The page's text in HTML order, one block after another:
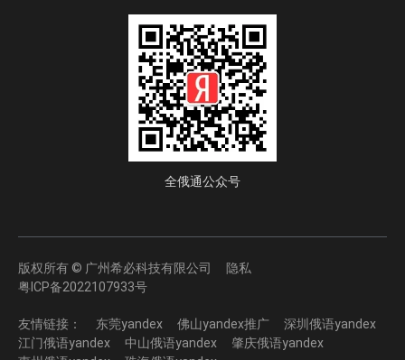
全俄通公众号
版权所有 © 广州希必科技有限公司
隐私
粤ICP备2022107933号
友情链接： 东莞yandex 佛山yandex推广
深圳俄语yandex
江门俄语yandex
中山俄语yandex
肇庆俄语yandex